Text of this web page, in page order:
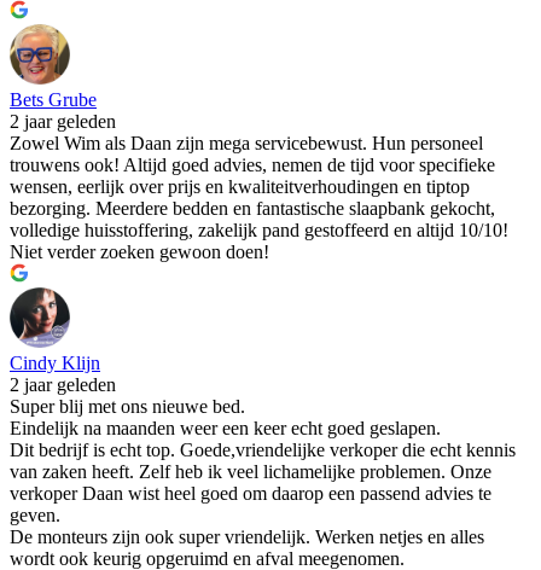
Bets Grube
2 jaar geleden
Zowel Wim als Daan zijn mega servicebewust. Hun personeel
trouwens ook! Altijd goed advies, nemen de tijd voor specifieke
wensen, eerlijk over prijs en kwaliteitverhoudingen en tiptop
bezorging. Meerdere bedden en fantastische slaapbank gekocht,
volledige huisstoffering, zakelijk pand gestoffeerd en altijd 10/10!
Niet verder zoeken gewoon doen!
Cindy Klijn
2 jaar geleden
Super blij met ons nieuwe bed.
Eindelijk na maanden weer een keer echt goed geslapen.
Dit bedrijf is echt top. Goede,vriendelijke verkoper die echt kennis
van zaken heeft. Zelf heb ik veel lichamelijke problemen. Onze
verkoper Daan wist heel goed om daarop een passend advies te
geven.
De monteurs zijn ook super vriendelijk. Werken netjes en alles
wordt ook keurig opgeruimd en afval meegenomen.